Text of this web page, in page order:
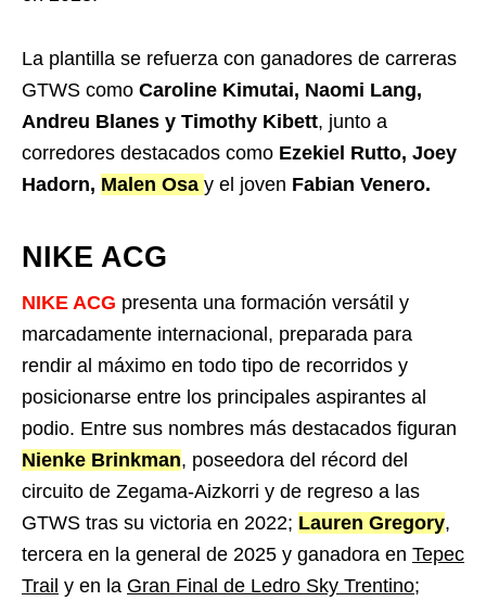
La plantilla se refuerza con ganadores de carreras
GTWS como Caroline Kimutai, Naomi Lang,
Andreu Blanes y Timothy Kibett, junto a
corredores destacados como Ezekiel Rutto, Joey
Hadorn, Malen Osa y el joven Fabian Venero.
NIKE ACG
NIKE ACG presenta una formación versátil y
marcadamente internacional, preparada para
rendir al máximo en todo tipo de recorridos y
posicionarse entre los principales aspirantes al
podio. Entre sus nombres más destacados figuran
Nienke Brinkman, poseedora del récord del
circuito de Zegama-Aizkorri y de regreso a las
GTWS tras su victoria en 2022; Lauren Gregory,
tercera en la general de 2025 y ganadora en Tepec
Trail y en la Gran Final de Ledro Sky Trentino;